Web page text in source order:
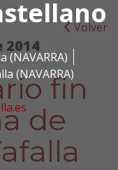
(NAVARRA)
(NAVARRA)
Volver
2014
fin
de